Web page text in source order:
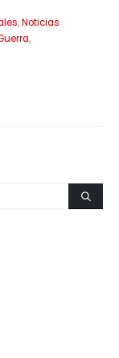
,Noticias
,